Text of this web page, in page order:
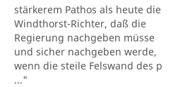
stärkerem Pathos als heute die
Windthorst-Richter, daß die
Regierung nachgeben müsse
und sicher nachgeben werde,
wenn die steile Felswand des p
..."